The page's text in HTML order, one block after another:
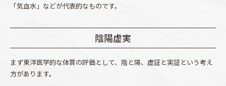
「気血水」などが代表的なものです。
陰陽虚実
まず東洋医学的な体質の評価として、陰と陽、虚証と実証という考え
方があります。